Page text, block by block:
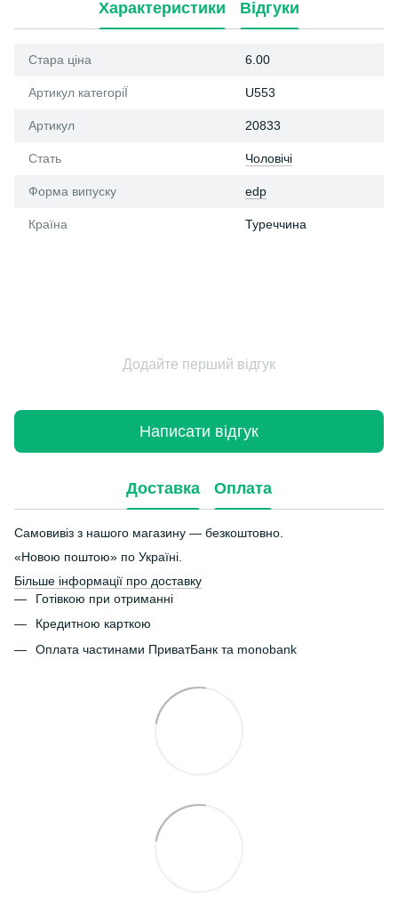
Характеристики Відгуки
Стара ціна 6.00
Артикул категоріЇ U553
Артикул 20833
Стать Чоловічі
Форма випуску edp
Країна Туреччина
Додайте перший відгук
Написати відгук
Доставка Оплата
Самовивіз з нашого магазину — безкоштовно.
«Новою поштою» по Україні.
Більше інформації про доставку
Готівкою при отриманні
Кредитною карткою
Оплата частинами ПриватБанк та monobank